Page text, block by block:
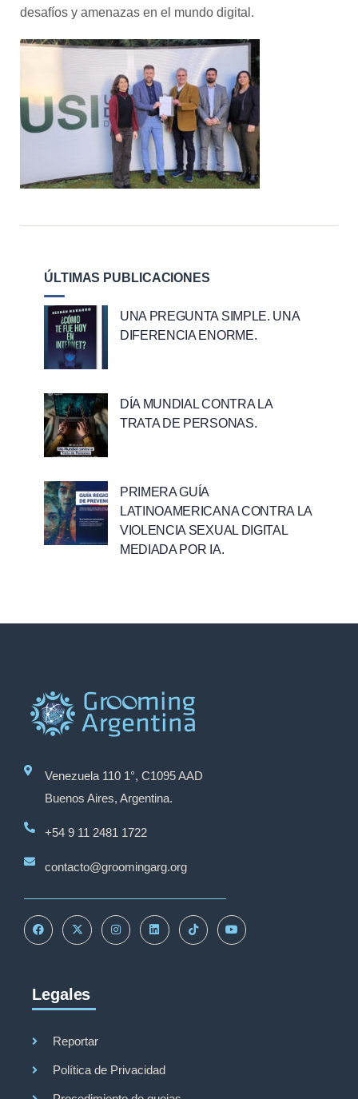
desafíos y amenazas en el mundo digital.
ÚLTIMAS PUBLICACIONES
UNA PREGUNTA SIMPLE. UNA
DIFERENCIA ENORME.
DÍA MUNDIAL CONTRA LA
TRATA DE PERSONAS.
PRIMERA GUÍA
LATINOAMERICANA CONTRA LA
VIOLENCIA SEXUAL DIGITAL
MEDIADA POR IA.
Venezuela 110 1°, C1095 AAD
Buenos Aires, Argentina.
+54 9 11 2481 1722
contacto@groomingarg.org
Legales
Reportar
Política de Privacidad
Grooming Argentina